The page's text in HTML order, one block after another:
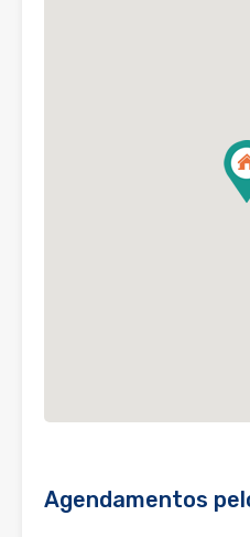
Agendamentos